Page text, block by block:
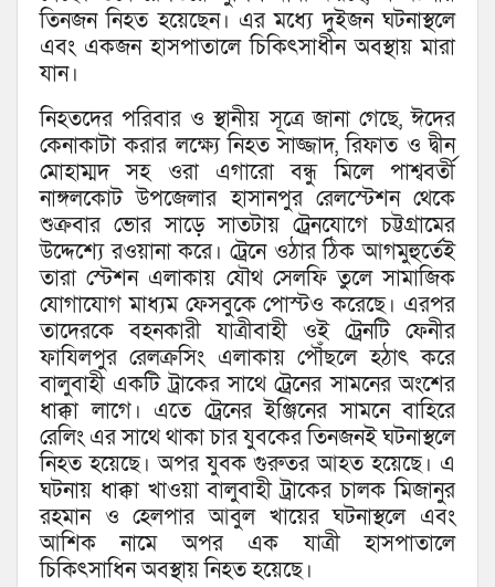
তিনজন নিহত হয়েছেন। এর মধ্যে দুইজন ঘটনাস্থলে
এবং একজন হাসপাতালে চিকিৎসাধীন অবস্থায় মারা
যান।
নিহতদের পরিবার ও স্থানীয় সূত্রে জানা গেছে, ঈদের
কেনাকাটা করার লক্ষ্যে নিহত সাজ্জাদ, রিফাত ও দ্বীন
মোহাম্মদ সহ ওরা এগারো বন্ধু মিলে পাশ্ববর্তী
নাঙ্গলকোট উপজেলার হাসানপুর রেলস্টেশন থেকে
শুক্রবার ভোর সাড়ে সাতটায় ট্রেনযোগে চট্টগ্রামের
উদ্দেশ্যে রওয়ানা করে। ট্রেনে ওঠার ঠিক আগমুহুর্তেই
তারা স্টেশন এলাকায় যৌথ সেলফি তুলে সামাজিক
যোগাযোগ মাধ্যম ফেসবুকে পোস্টও করেছে। এরপর
তাদেরকে বহনকারী যাত্রীবাহী ওই ট্রেনটি ফেনীর
ফাযিলপুর রেলক্রসিং এলাকায় পৌঁছলে হঠাৎ করে
বালুবাহী একটি ট্রাকের সাথে ট্রেনের সামনের অংশের
ধাক্কা লাগে। এতে ট্রেনের ইঞ্জিনের সামনে বাহিরে
রেলিং এর সাথে থাকা চার যুবকের তিনজনই ঘটনাস্থলে
নিহত হয়েছে। অপর যুবক গুরুতর আহত হয়েছে। এ
ঘটনায় ধাক্কা খাওয়া বালুবাহী ট্রাকের চালক মিজানুর
রহমান ও হেলপার আবুল খায়ের ঘটনাস্থলে এবং
আশিক নামে অপর এক যাত্রী হাসপাতালে
চিকিৎসাধিন অবস্থায় নিহত হয়েছে।